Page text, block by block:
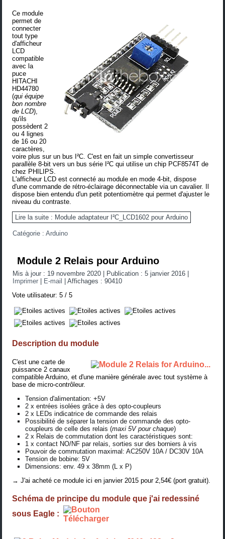
Ce module
permet de
connecter
tout type
d'afficheur
LCD
compatible
avec la
puce
HITACHI
HD44780
(qui équipe
bon nombre
de LCD),
qu'ils
possèdent 2
ou 4 lignes
de 16 ou 20
caractères,
voire plus sur un bus I²C. C'est en fait un simple convertisseur
parallèle 8-bit vers un bus série I²C qui utilise un chip PCF8574Tde
chez PHILIPS.
L'afficheur LCD est connecté au module en mode 4-bit, dispose
d'une commande de rétro-éclairage déconnectable via un cavalier. Il
dispose bien entendu d'un petit potentiomètre qui permet d'ajuster le
niveau du contraste.
Lire la suite : Module adaptateur I²C_LCD1602 pour Arduino
Catégorie :Arduino
Module 2 Relais pour Arduino
Mis à jour : 19 novembre 2020 Publication : 5 janvier 2016
Imprimer
E-mail |Affichages : 90410
Vote utilisateur:5 /5
Description du module
C'est une carte de
puissance 2 canaux
compatible Arduino, et d'une manière générale avec tout système à
base de micro-contrôleur.
Tension d'alimentation: +5V
2 x entrées isolées grâce à des opto-coupleurs
2 x LEDs indicatrice de commande des relais
Possibilité de séparer la tension de commande des opto-
coupleurs de celle des relais (maxi 5V pour chaque)
2 x Relais de commutation dont les caractéristiques sont:
1 x contact NO/NF par relais, sorties sur des borniers à vis
Pouvoir de commutation maximal: AC250V 10A / DC30V 10A
Tension de bobine: 5V
Dimensions: env. 49 x 38mm (L x P)
→ J'ai acheté ce moduleici en janvier 2015 pour 2,54€ (port gratuit).
Schéma de principe du module que j'ai redessiné
sous Eagle :